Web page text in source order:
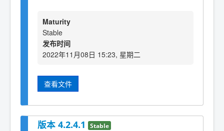
Maturity
Stable
发布时间
2022年11月08日 15:23, 星期二
查看文件
版本 4.2.4.1 Stable